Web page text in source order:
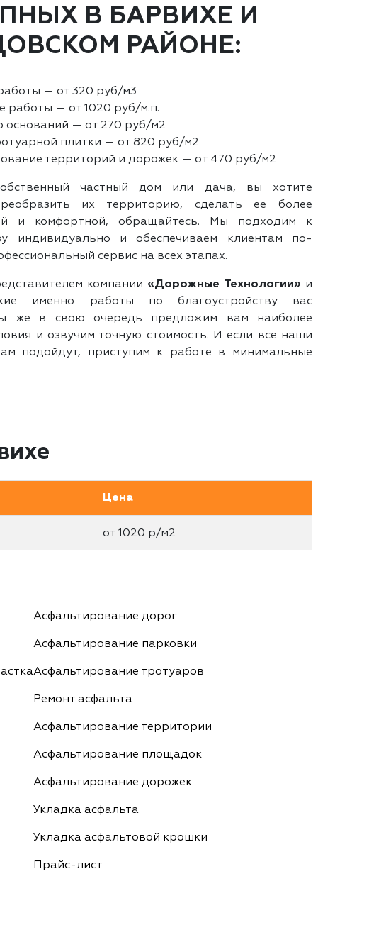
В БАРВИХЕ И
РАЙОНЕ:
— от 320 руб/м3
работы — от 1020 руб/м.п.
оснований — от 270 руб/м2
плитки — от 820 руб/м2
территорий и дорожек — от 470 руб/м2
частный дом или дача, вы хотите
их территорию, сделать ее более
и комфортной, обращайтесь. Мы подходим к
индивидуально и обеспечиваем клиентам по-
сервис на всех этапах.
компании «Дорожные Технологии» и
именно работы по благоустройству вас
же в свою очередь предложим вам наиболее
и озвучим точную стоимость. И если все наши
подойдут, приступим к работе в минимальные
Цена
от 1020 р/м2
Асфальтирование дорог
Асфальтирование парковки
Асфальтирование тротуаров
Ремонт асфальта
Асфальтирование территории
Асфальтирование площадок
Асфальтирование дорожек
Укладка асфальта
Укладка асфальтовой крошки
Прайс-лист